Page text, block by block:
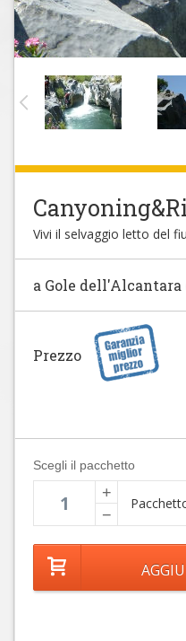
Vivi il selvaggio letto del
a Gole dell'Alcantara
Prezzo
Scegli il pacchetto
+
−